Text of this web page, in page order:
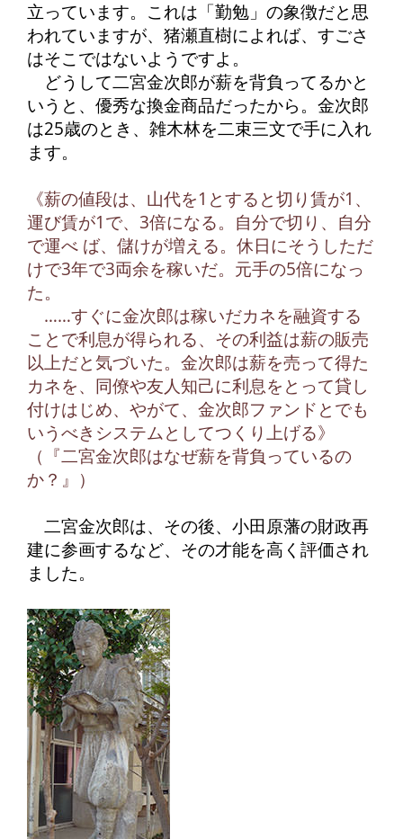
立っています。これは「勤勉」の象徴だと思
われていますが、猪瀬直樹によれば、すごさ
はそこではないようですよ。
どうして二宮金次郎が薪を背負ってるかと
いうと、優秀な換金商品だったから。金次郎
は25歳のとき、雑木林を二束三文で手に入れ
ます。
《薪の値段は、山代を1とすると切り賃が1、
運び賃が1で、3倍になる。自分で切り、自分
で運べ ば、儲けが増える。休日にそうしただ
けで3年で3両余を稼いだ。元手の5倍になっ
た。
……すぐに金次郎は稼いだカネを融資する
ことで利息が得られる、その利益は薪の販売
以上だと気づいた。金次郎は薪を売って得た
カネを、同僚や友人知己に利息をとって貸し
付けはじめ、やがて、金次郎ファンドとでも
いうべきシステムとしてつくり上げる》
（『二宮金次郎はなぜ薪を背負っているの
か？』）
二宮金次郎は、その後、小田原藩の財政再
建に参画するなど、その才能を高く評価され
ました。